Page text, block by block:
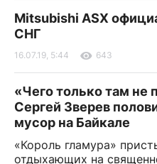
Mitsubishi ASX
СНГ
16.07.19, 5:44 643
«Чего только там не
Сергей Зверев
мусор на Байкале
«Король гламура»
отдыхающих на